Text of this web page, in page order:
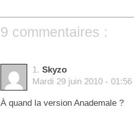
9 commentaires :
1. Skyzo
Mardi 29 juin 2010 - 01:56
À quand la version Anademale ?